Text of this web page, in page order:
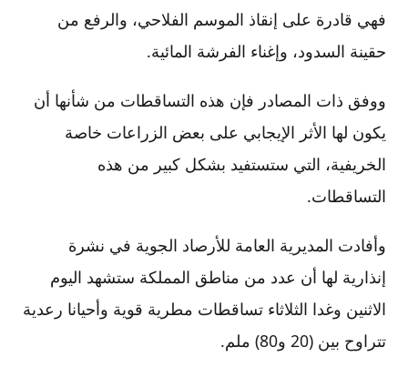
فهي قادرة على إنقاذ الموسم الفلاحي، والرفع من
حقينة السدود، وإغناء الفرشة المائية.
ووفق ذات المصادر فإن هذه التساقطات من شأنها أن
يكون لها الأثر الإيجابي على بعض الزراعات خاصة
الخريفية، التي ستستفيد بشكل كبير من هذه
التساقطات.
وأفادت المديرية العامة للأرصاد الجوية في نشرة
إنذارية لها أن عدد من مناطق المملكة ستشهد اليوم
الاثنين وغدا الثلاثاء تساقطات مطرية قوية وأحيانا رعدية
تتراوح بين (20 و80) ملم.